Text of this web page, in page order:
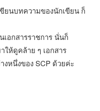
ยนบทความของนักเขียน ก็
เอกสารราชการ นั่นก็
ให้ดูคล้าย ๆ เอกสาร
งหนึ่งของ SCP ด้วยค่ะ